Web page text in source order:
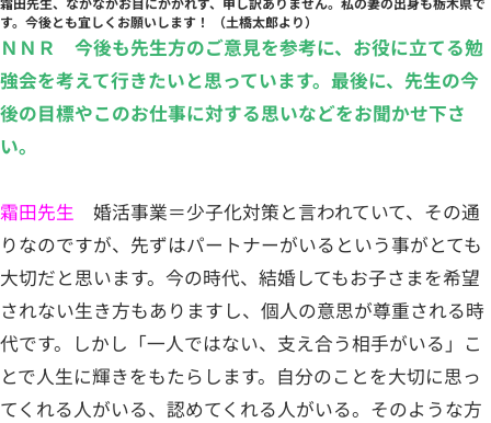
す。今後とも宜しくお願いします！ （土橋太郎より）
ＮＮＲ 今後も先生方のご意見を参考に、お役に立てる勉
強会を考えて行きたいと思っています。最後に、先生の今
後の目標やこのお仕事に対する思いなどをお聞かせ下さ
い。
霜田先生 婚活事業＝少子化対策と言われていて、その通
りなのですが、先ずはパートナーがいるという事がとても
大切だと思います。今の時代、結婚してもお子さまを希望
されない生き方もありますし、個人の意思が尊重される時
代です。しかし「一人ではない、支え合う相手がいる」こ
とで人生に輝きをもたらします。自分のことを大切に思っ
てくれる人がいる、認めてくれる人がいる。そのような方